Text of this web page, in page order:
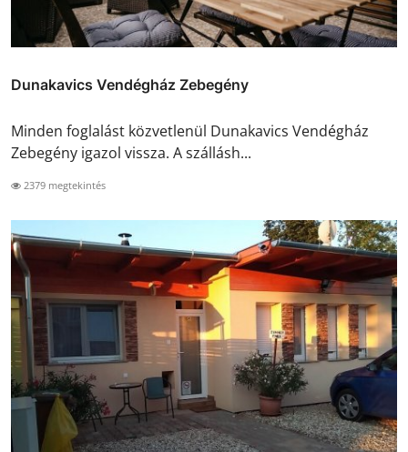
Dunakavics Vendégház Zebegény
Minden foglalást közvetlenül Dunakavics Vendégház
Zebegény igazol vissza. A szállásh...
2379 megtekintés